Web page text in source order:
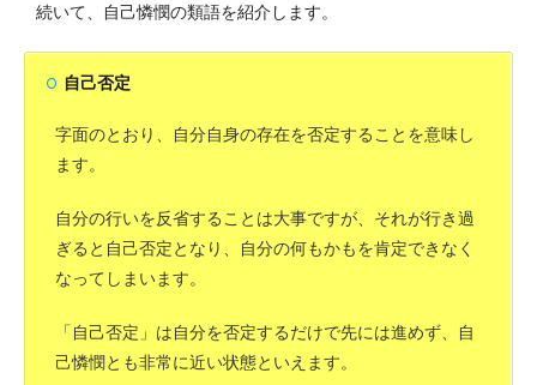
続いて、自己憐憫の類語を紹介します。
自己否定
字面のとおり、自分自身の存在を否定することを意味し
ます。
自分の行いを反省することは大事ですが、それが行き過
ぎると自己否定となり、自分の何もかもを肯定できなく
なってしまいます。
「自己否定」は自分を否定するだけで先には進めず、自
己憐憫とも非常に近い状態といえます。